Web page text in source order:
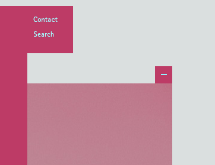
Contact